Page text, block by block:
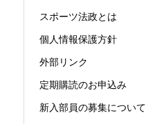
スポーツ法政とは
個人情報保護方針
外部リンク
定期購読のお申込み
新入部員の募集について